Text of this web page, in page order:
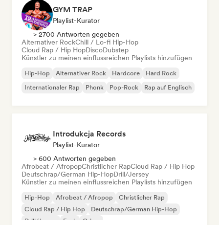
GYM TRAP
Playlist-Kurator
> 2700 Antworten gegeben
Alternativer RockChill / Lo-fi Hip-Hop
Cloud Rap / Hip HopDiscoDubstep
Künstler zu meinen einflussreichen Playlists hinzufügen
Hip-Hop Alternativer Rock Hardcore
Hard Rock
Internationaler Rap
Phonk Pop-Rock Rap auf Englisch
Introdukcja Records
Playlist-Kurator
> 600 Antworten gegeben
Afrobeat / AfropopChristlicher RapCloud Rap / Hip Hop
Deutschrap/German Hip-HopDrill/Jersey
Künstler zu meinen einflussreichen Playlists hinzufügen
Hip-Hop Afrobeat / Afropop
Christlicher Rap
Cloud Rap / Hip Hop
Deutschrap/German Hip-Hop
Drill/Jersey
Funk Grime